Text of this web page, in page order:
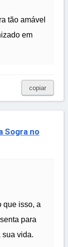
tão amável
em
copiar
Sogra no
que isso, a
para
sua vida.